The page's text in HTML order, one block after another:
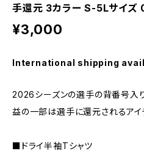
手還元 3カラー S-5Lサイ
¥3,000
International shipping
2026シーズンの選手の背番号入
益の一部は選手に還元されるアイ
■ドライ半袖Tシャツ